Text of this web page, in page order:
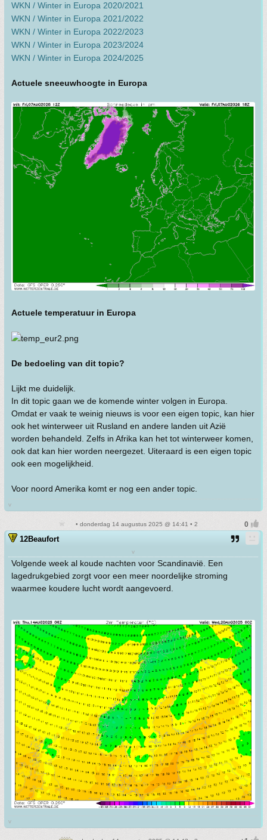
WKN / Winter in Europa 2020/2021
WKN / Winter in Europa 2021/2022
WKN / Winter in Europa 2022/2023
WKN / Winter in Europa 2023/2024
WKN / Winter in Europa 2024/2025
Actuele sneeuwhoogte in Europa
Actuele temperatuur in Europa
De bedoeling van dit topic?
Lijkt me duidelijk.
In dit topic gaan we de komende winter volgen in Europa.
Omdat er vaak te weinig nieuws is voor een eigen topic, kan hier
ook het winterweer uit Rusland en andere landen uit Azië
worden behandeld. Zelfs in Afrika kan het tot winterweer komen,
ook dat kan hier worden neergezet. Uiteraard is een eigen topic
ook een mogelijkheid.
Voor noord Amerika komt er nog een ander topic.
v
• donderdag 14 augustus 2025 @ 14:41 • 2
12Beaufort
v
Volgende week al koude nachten voor Scandinavië. Een
lagedrukgebied zorgt voor een meer noordelijke stroming
waarmee koudere lucht wordt aangevoerd.
v